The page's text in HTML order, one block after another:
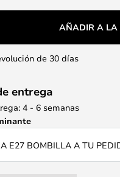
AÑADIR A LA
de 30 días
entrega
4 - 6 semanas
E27 BOMBILLA A TU